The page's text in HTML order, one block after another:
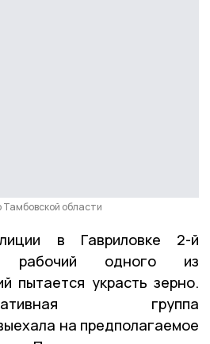
области
в Гавриловке 2-й
рабочий одного из
пытается украсть зерно.
группа
на предполагаемое